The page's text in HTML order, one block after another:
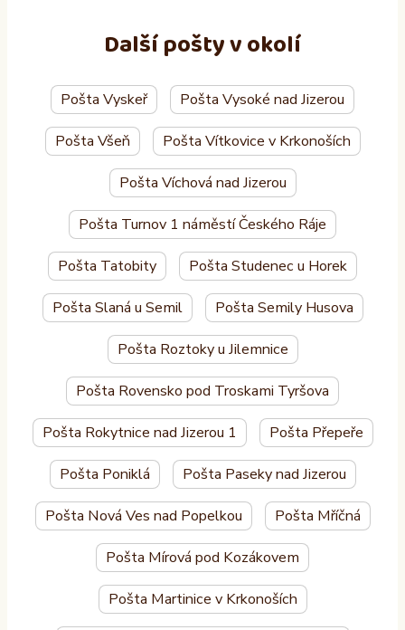
Další pošty v okolí
Pošta Vyskeř Pošta Vysoké nad Jizerou
Pošta Všeň Pošta Vítkovice v Krkonoších
Pošta Víchová nad Jizerou
Pošta Turnov 1 náměstí Českého Ráje
Pošta Tatobity Pošta Studenec u Horek
Pošta Slaná u Semil Pošta Semily Husova
Pošta Roztoky u Jilemnice
Pošta Rovensko pod Troskami Tyršova
Pošta Rokytnice nad Jizerou 1 Pošta Přepeře
Pošta Poniklá Pošta Paseky nad Jizerou
Pošta Nová Ves nad Popelkou Pošta Mříčná
Pošta Mírová pod Kozákovem
Pošta Martinice v Krkonoších